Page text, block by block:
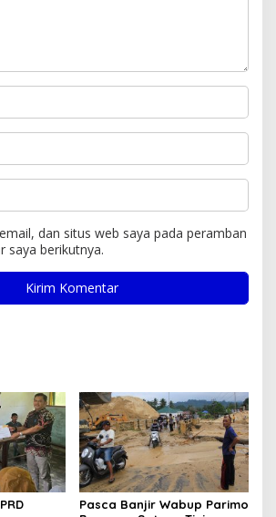
dan situs web saya pada peramban
saya berikutnya.
Pasca Banjir Wabup Parimo